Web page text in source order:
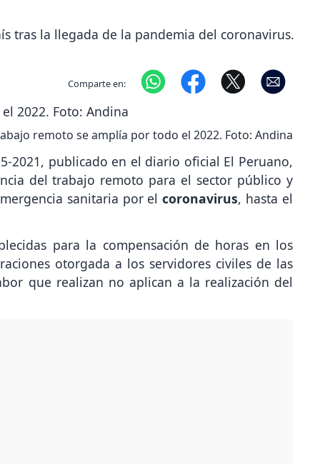
tras la llegada de la pandemia del coronavirus.
Comparte en:
remoto se amplía por todo el 2022. Foto: Andina
2021, publicado en el diario oficial El Peruano,
del trabajo remoto para el sector público y
sanitaria por elcoronavirus, hasta el
para la compensación de horas en los
otorgada a los servidores civiles de las
que realizan no aplican a la realización del